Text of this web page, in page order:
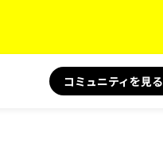
コミュニティを見る